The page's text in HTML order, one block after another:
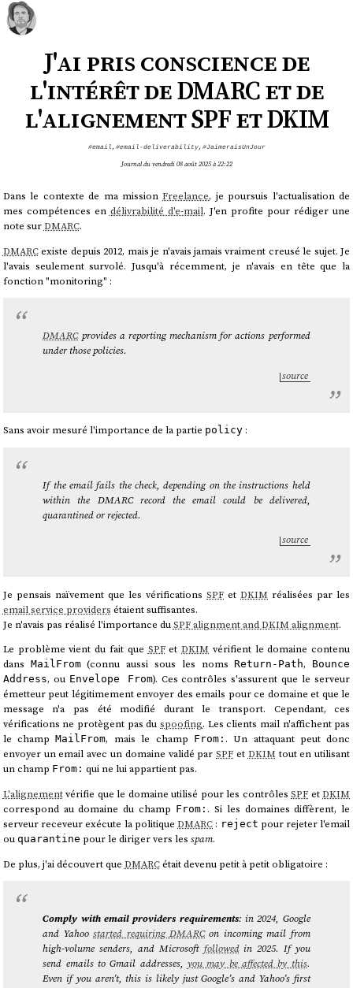
J'ai pris conscience de
l'intérêt de DMARC et de
l'alignement SPF et DKIM
#email, #email-deliverability, #JaimeraisUnJour
Journal du vendredi 08 août 2025 à 22:22
Dans le contexte de ma missionFreelance, je poursuis l'actualisation de
mes compétences en délivrabilité d'e-mail. J'en profite pour rédiger une
note surDMARC.
DMARCexiste depuis 2012, mais je n'avais jamais vraiment creusé le sujet. Je
l'avais seulement survolé. Jusqu'à récemment, je n'avais en tête que la
fonction "monitoring" :
DMARCprovides a reporting mechanism for actions performed
under those policies.
source
Sans avoir mesuré l'importance de la partie policy:
If the email fails the check, depending on the instructions held
within the DMARC record the email could be delivered,
quarantined or rejected.
source
Je pensais naïvement que les vérificationsSPF etDKIM réalisées par les
email service providers étaient suffisantes.
Je n'avais pas réalisé l'importance duSPF alignment and DKIM alignment.
Le problème vient du fait que SPFetDKIM vérifient le domaine contenu
dans MailFrom(connu aussi sous les nomsReturn-Path,
Bounce
Address, ou Envelope From). Ces contrôles s'assurent que le serveur
émetteur peut légitimement envoyer des emails pour ce domaine et que le
message n'a pas été modifié durant le transport. Cependant, ces
vérifications ne protègent pas du spoofing. Les clients mail n'affichent pas
le champMailFrom, mais le champ From: . Un attaquant peut donc
envoyer un email avec un domaine validé parSPF etDKIM tout en utilisant
un champ From: qui ne lui appartient pas.
L'alignementvérifie que le domaine utilisé pour les contrôlesSPF etDKIM
correspond au domaine du champ From: . Si les domaines diffèrent, le
serveur receveur exécute la politique DMARC : reject pour rejeter l'email
ou quarantine pour le diriger vers les spam.
De plus, j'ai découvert que DMARCétait devenu petit à petit obligatoire :
Comply with email providers requirements: in 2024, Google
and Yahoostarted requiring DMARCon incoming mail from
high-volume senders, and Microsoft followedin 2025. If you
send emails to Gmail addresses, you may be affected by this.
Even if you aren’t, this is likely just Google’s and Yahoo’s first